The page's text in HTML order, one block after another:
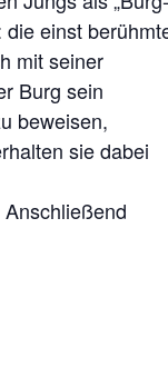
die einst
mit seiner
Burg sein
beweisen,
sie dabei